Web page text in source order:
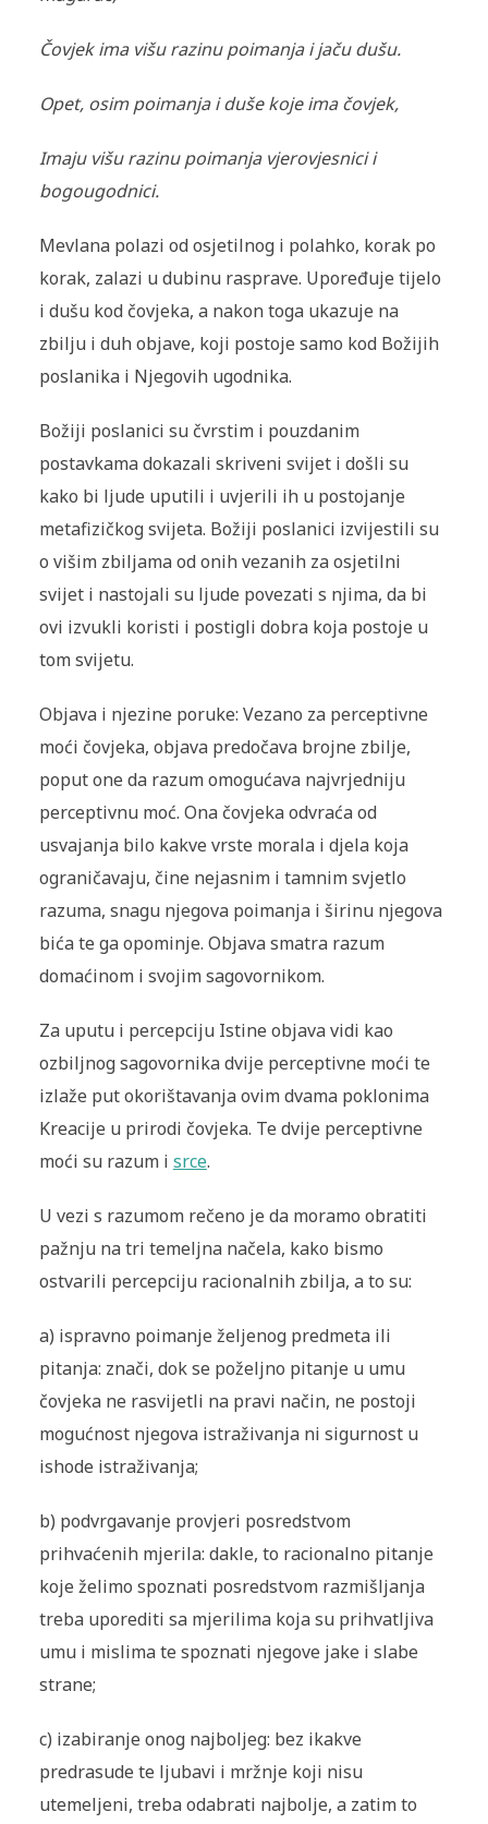
Čovjek ima višu razinu poimanja i jaču dušu.
Opet, osim poimanja i duše koje ima čovjek,
Imaju višu razinu poimanja vjerovjesnici i
bogougodnici.
Mevlana polazi od osjetilnog i polahko, korak po
korak, zalazi u dubinu rasprave. Upoređuje tijelo
i dušu kod čovjeka, a nakon toga ukazuje na
zbilju i duh objave, koji postoje samo kod Božijih
poslanika i Njegovih ugodnika.
Božiji poslanici su čvrstim i pouzdanim
postavkama dokazali skriveni svijet i došli su
kako bi ljude uputili i uvjerili ih u postojanje
metafizičkog svijeta. Božiji poslanici izvijestili su
o višim zbiljama od onih vezanih za osjetilni
svijet i nastojali su ljude povezati s njima, da bi
ovi izvukli koristi i postigli dobra koja postoje u
tom svijetu.
Objava i njezine poruke: Vezano za perceptivne
moći čovjeka, objava predočava brojne zbilje,
poput one da razum omogućava najvrjedniju
perceptivnu moć. Ona čovjeka odvraća od
usvajanja bilo kakve vrste morala i djela koja
ograničavaju, čine nejasnim i tamnim svjetlo
razuma, snagu njegova poimanja i širinu njegova
bića te ga opominje. Objava smatra razum
domaćinom i svojim sagovornikom.
Za uputu i percepciju Istine objava vidi kao
ozbiljnog sagovornika dvije perceptivne moći te
izlaže put okorištavanja ovim dvama poklonima
Kreacije u prirodi čovjeka. Te dvije perceptivne
moći su razum i srce.
U vezi s razumom rečeno je da moramo obratiti
pažnju na tri temeljna načela, kako bismo
ostvarili percepciju racionalnih zbilja, a to su:
a) ispravno poimanje željenog predmeta ili
pitanja: znači, dok se poželjno pitanje u umu
čovjeka ne rasvijetli na pravi način, ne postoji
mogućnost njegova istraživanja ni sigurnost u
ishode istraživanja;
b) podvrgavanje provjeri posredstvom
prihvaćenih mjerila: dakle, to racionalno pitanje
koje želimo spoznati posredstvom razmišljanja
treba uporediti sa mjerilima koja su prihvatljiva
umu i mislima te spoznati njegove jake i slabe
strane;
c) izabiranje onog najboljeg: bez ikakve
predrasude te ljubavi i mržnje koji nisu
utemeljeni, treba odabrati najbolje, a zatim to